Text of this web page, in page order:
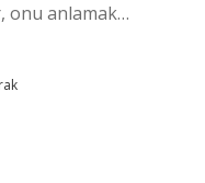
onu anlamak…